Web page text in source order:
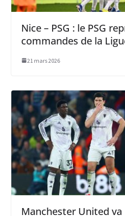
Nice – PSG : le PSG
commandes de la
21 mars 2026
Manchester United